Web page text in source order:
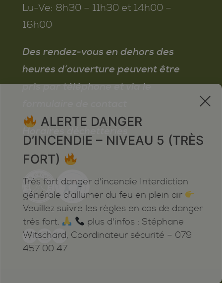
Lu-Ve: 8h30 – 11h30 et 14h00 –
16h00
Des rendez-vous en dehors des
heures d’ouverture peuvent être
pris par téléphone et via le
Horaires déchetteries
x
ALERTE DANGER
D’INCENDIE – NIVEAU 5 (TRÈS
FORT)
Très fort danger d'incendie Interdiction
générale d'allumer du feu en plein air
Veuillez suivre les règles en cas de danger
très fort.
plus d'infos : Stéphane
Witschard, Coordinateur sécurité – 079
457 00 47